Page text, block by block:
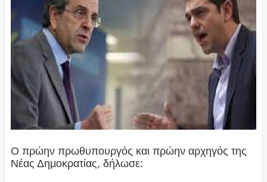
Ο πρώην πρωθυπουργός και πρώην αρχηγός της
Νέας Δημοκρατίας, δήλωσε: